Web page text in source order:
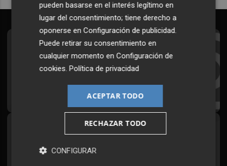
Suscríbete al Boletín
Todos los días a primera hora en tu email
Síguenos en redes
Plaza Podcast, desde cualquier medio
pueden basarse en el interés legítimo en
lugar del consentimiento; tiene derecho a
oponerse enConfiguración de publicidad.
Puede retirar su consentimiento en
cualquier momento enConfiguración de
cookies.Política de privacidad
ACEPTAR TODO
RECHAZAR TODO
CONFIGURAR